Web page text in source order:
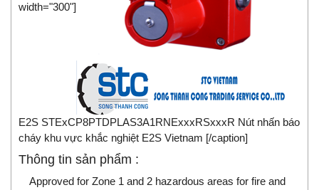
width="300"]
E2S STExCP8PTDPLAS3A1RNExxxRSxxxR Nút nhấn báo
cháy khu vực khắc nghiệt E2S Vietnam [/caption]
Thông tin sản phẩm :
Approved for Zone 1 and 2 hazardous areas for fire and